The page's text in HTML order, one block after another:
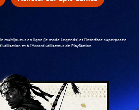
multijoueur en ligne (le mode Legends) et l'interface superposée
et à l'Accord utilisateur de PlayStation